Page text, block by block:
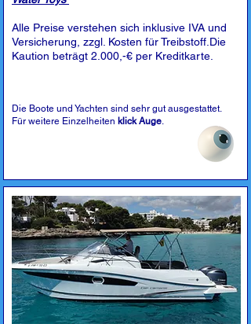
Alle Preise verstehen sich inklusive IVA und
Versicherung, zzgl. Kosten für Treibstoff.Die
Kaution beträgt 2.000,-€ per Kreditkarte.
Die Boote und Yachten sind sehr gut ausgestattet.
Für weitere Einzelheiten klick Auge.